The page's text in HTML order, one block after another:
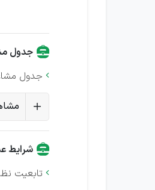
جدول
 جدول
شرایط
 تابعیت‌